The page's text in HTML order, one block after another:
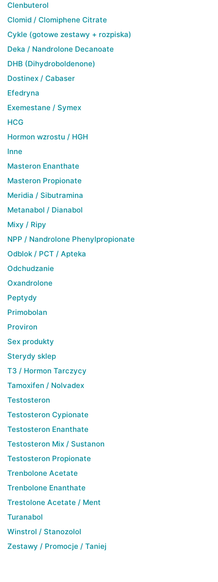
Clenbuterol
Clomid / Clomiphene Citrate
Cykle (gotowe zestawy + rozpiska)
Deka / Nandrolone Decanoate
DHB (Dihydroboldenone)
Dostinex / Cabaser
Efedryna
Exemestane / Symex
HCG
Hormon wzrostu / HGH
Inne
Masteron Enanthate
Masteron Propionate
Meridia / Sibutramina
Metanabol / Dianabol
Mixy / Ripy
NPP / Nandrolone Phenylpropionate
Odblok / PCT / Apteka
Odchudzanie
Oxandrolone
Peptydy
Primobolan
Proviron
Sex produkty
Sterydy sklep
T3 / Hormon Tarczycy
Tamoxifen / Nolvadex
Testosteron
Testosteron Cypionate
Testosteron Enanthate
Testosteron Mix / Sustanon
Testosteron Propionate
Trenbolone Acetate
Trenbolone Enanthate
Trestolone Acetate / Ment
Turanabol
Winstrol / Stanozolol
Zestawy / Promocje / Taniej